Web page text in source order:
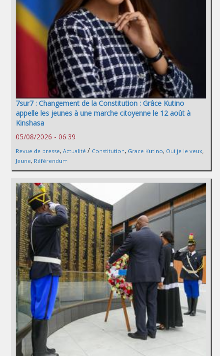
7sur7 : Changement de la Constitution : Grâce Kutino
appelle les jeunes à une marche citoyenne le 12 août à
Kinshasa
05/08/2026 - 06:39
Revue de presse, Actualité / Constitution, Grace Kutino, Oui je le veux,
Jeune, Référendum